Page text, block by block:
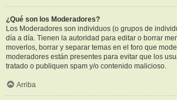
¿Qué son los Moderadores?
Los Moderadores son individuos (o grupos de
día a día. Tienen la autoridad para editar o borrar
moverlos, borrar y separar temas en el foro que
moderadores están presentes para evitar que los
tratado o publiquen spam y/o contenido malicioso.
Arriba